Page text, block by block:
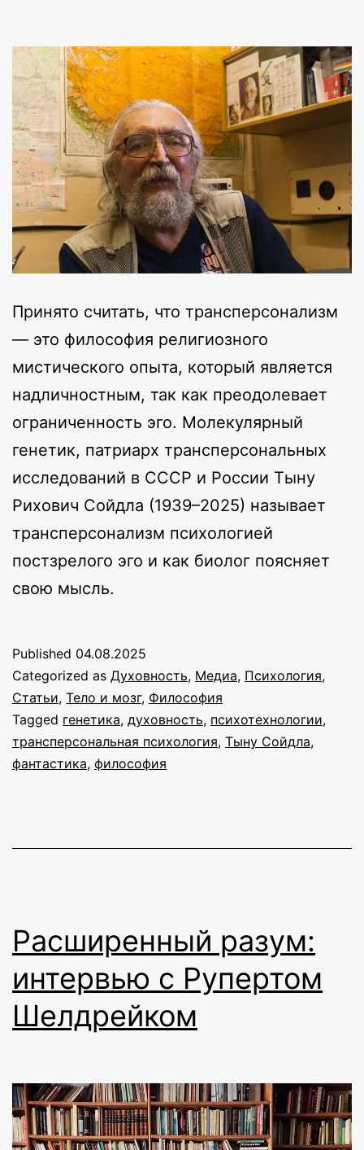
Принято считать, что трансперсонализм
— это философия религиозного
мистического опыта, который является
надличностным, так как преодолевает
ограниченность эго. Молекулярный
генетик, патриарх трансперсональных
исследований в СССР и России Тыну
Рихович Сойдла (1939–2025) называет
трансперсонализм психологией
постзрелого эго и как биолог поясняет
свою мысль.
Published 04.08.2025
Categorized as Духовность, Медиа, Психология,
Статьи, Тело и мозг, Философия
Tagged генетика, духовность, психотехнологии,
трансперсональная психология, Тыну Сойдла,
фантастика, философия
Расширенный разум:
интервью с Рупертом
Шелдрейком